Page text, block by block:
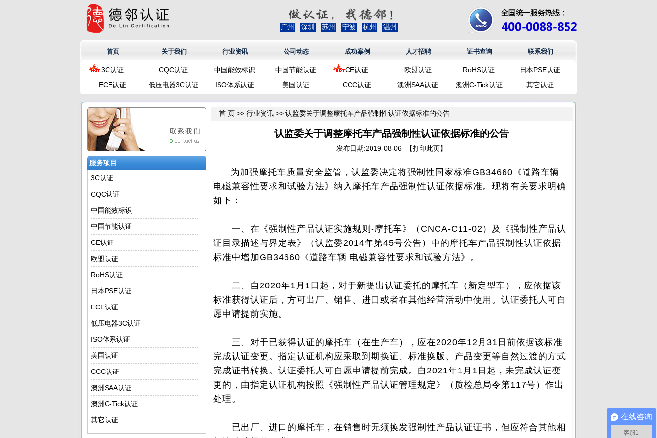
广州 深圳 苏州 宁波 杭州 温州
首页 关于我们 行业资讯 公司动态 成功案例 人才招聘 证书查询 联系我们
3C认证 CQC认证 中国能效标识 中国节能认证 CE认证 欧盟认证 RoHS认证
日本PSE认证
ECE认证
低压电器3C认证 ISO体系认证 美国认证 CCC认证 澳洲SAA认证 澳洲C-Tick认证 其它认证
服务项目
3C认证
CQC认证
中国能效标识
中国节能认证
CE认证
欧盟认证
RoHS认证
日本PSE认证
ECE认证
低压电器3C认证
ISO体系认证
美国认证
CCC认证
澳洲SAA认证
澳洲C-Tick认证
其它认证
首 页 >> 行业资讯 >> 认监委关于调整摩托车产品强制性认证依据标准的公告
认监委关于调整摩托车产品强制性认证依据标准的公告
发布日期:2019-08-06 【打印此页】
为加强摩托车质量安全监管，认监委决定将强制性国家标准GB34660《道路车辆
电磁兼容性要求和试验方法》纳入摩托车产品强制性认证依据标准。现将有关要求明确
如下：
一、在《强制性产品认证实施规则-摩托车》（CNCA-C11-02）及《强制性产品认
证目录描述与界定表》（认监委2014年第45号公告）中的摩托车产品强制性认证依据
标准中增加GB34660《道路车辆 电磁兼容性要求和试验方法》。
二、自2020年1月1日起，对于新提出认证委托的摩托车（新定型车），应依据该
标准获得认证后，方可出厂、销售、进口或者在其他经营活动中使用。认证委托人可自
愿申请提前实施。
三、对于已获得认证的摩托车（在生产车），应在2020年12月31日前依据该标准
完成认证变更。指定认证机构应采取到期换证、标准换版、产品变更等自然过渡的方式
完成证书转换。认证委托人可自愿申请提前完成。自2021年1月1日起，未完成认证变
更的，由指定认证机构按照《强制性产品认证管理规定》（质检总局令第117号）作出
处理。
已出厂、进口的摩托车，在销售时无须换发强制性产品认证证书，但应符合其他相
在线咨询
客服1